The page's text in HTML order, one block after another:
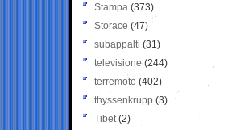
Stampa (373)
Storace (47)
subappalti (31)
televisione(244)
terremoto (402)
thyssenkrupp (3)
Tibet(2)